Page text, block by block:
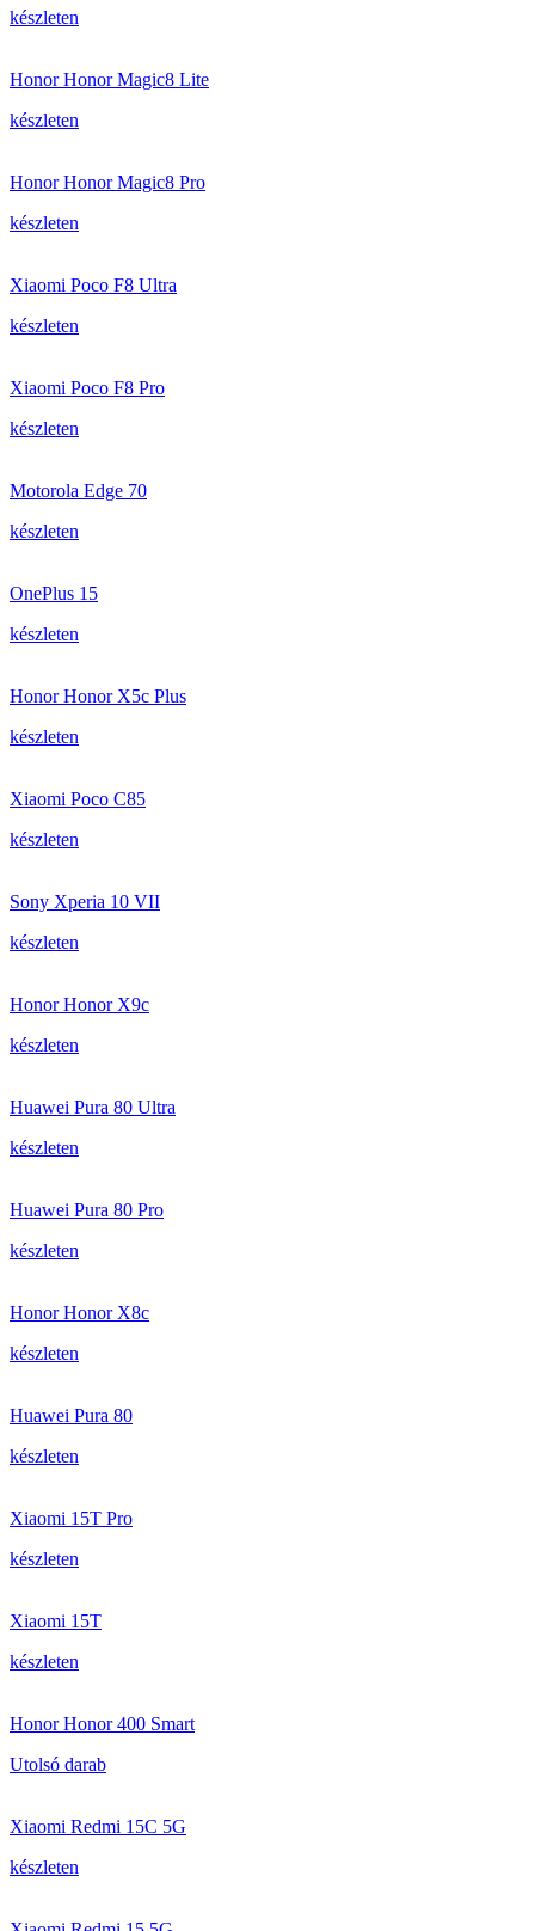
készleten
Honor Honor Magic8 Lite
készleten
Honor Honor Magic8 Pro
készleten
Xiaomi Poco F8 Ultra
készleten
Xiaomi Poco F8 Pro
készleten
Motorola Edge 70
készleten
OnePlus 15
készleten
Honor Honor X5c Plus
készleten
Xiaomi Poco C85
készleten
Sony Xperia 10 VII
készleten
Honor Honor X9c
készleten
Huawei Pura 80 Ultra
készleten
Huawei Pura 80 Pro
készleten
Honor Honor X8c
készleten
Huawei Pura 80
készleten
Xiaomi 15T Pro
készleten
Xiaomi 15T
készleten
Honor Honor 400 Smart
Utolsó darab
Xiaomi Redmi 15C 5G
készleten